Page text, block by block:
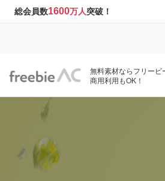
総会員数1600万人突破！
無料素材ならフリービ
商用利用もOK！